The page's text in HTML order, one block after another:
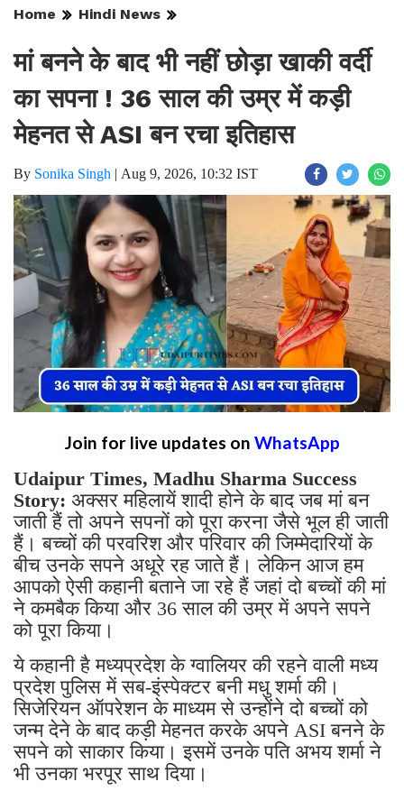
Home Hindi News
मां बनने के बाद भी नहीं छोड़ा खाकी वर्दी
का सपना ! 36 साल की उम्र में कड़ी
मेहनत से ASI बन रचा इतिहास
By Sonika Singh | Aug 9, 2026, 10:32 IST
Join for live updates on WhatsApp
Udaipur Times, Madhu Sharma Success
Story: अक्सर महिलायें शादी होने के बाद जब मां बन
जाती हैं तो अपने सपनों को पूरा करना जैसे भूल ही जाती
हैं। बच्चों की परवरिश और परिवार की जिम्मेदारियों के
बीच उनके सपने अधूरे रह जाते हैं। लेकिन आज हम
आपको ऐसी कहानी बताने जा रहे हैं जहां दो बच्चों की मां
ने कमबैक किया और 36 साल की उम्र में अपने सपने
को पूरा किया।
ये कहानी है मध्यप्रदेश के ग्वालियर की रहने वाली मध्य
प्रदेश पुलिस में सब-इंस्पेक्टर बनी मधु शर्मा की।
सिजेरियन ऑपरेशन के माध्यम से उन्होंने दो बच्चों को
जन्म देने के बाद कड़ी मेहनत करके अपने ASI बनने के
सपने को साकार किया। इसमें उनके पति अभय शर्मा ने
भी उनका भरपूर साथ दिया।